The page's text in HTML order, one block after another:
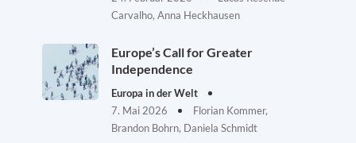
Carvalho, Anna Heckhausen
Europe’s Call for Greater
Independence
Europa in der Welt
7. Mai 2026
Florian Kommer,
Brandon Bohrn, Daniela Schmidt